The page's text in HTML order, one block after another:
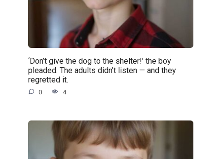
‘Don’t give the dog to the shelter!’ the boy
pleaded. The adults didn’t listen — and they
regretted it.
0 4